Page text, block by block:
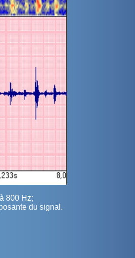
800 Hz;
du signal.